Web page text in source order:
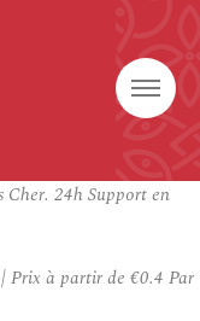
Cher. 24h Support en
|Prix à partir de €0.4 Par